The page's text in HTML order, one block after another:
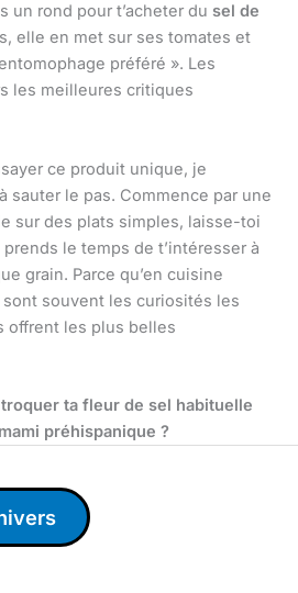
un rond pour t’acheter du sel de
elle en met sur ses tomates et
préféré ». Les
les meilleures critiques
ce produit unique, je
sauter le pas. Commence par une
sur des plats simples, laisse-toi
le temps de t’intéresser à
grain. Parce qu’en cuisine
souvent les curiosités les
offrent les plus belles
ta fleur de sel habituelle
préhispanique ?